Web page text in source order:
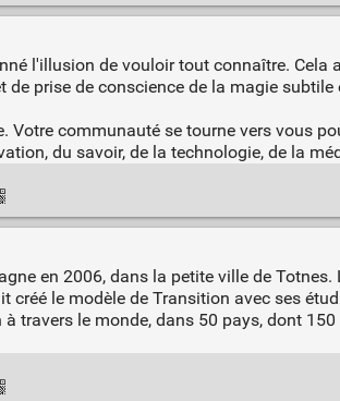
l'illusion de vouloir tout connaître. Cela
prise de conscience de la magie
communauté se tourne vers vous
du savoir, de la technologie, de la
en 2006, dans la petite ville de
le modèle de Transition avec ses
travers le monde, dans 50 pays, dont